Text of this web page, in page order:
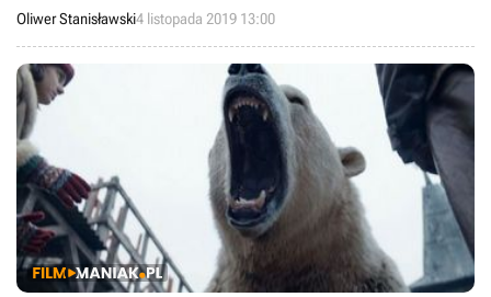
sieci. Rząd ma możliwość blokowania treści, a nawet filtrowania
przeglądanej zawartości. Ustawa ma chronić Rosję przed
cyberatakami.
Oliwer Stanisławski4 listopada 2019 13:00